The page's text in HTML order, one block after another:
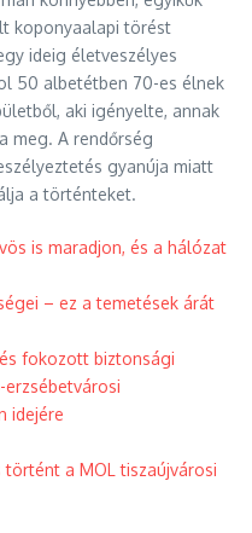
koponyaalapi törést
ideig életveszélyes
50 albetétben 70-es élnek
aki igényelte, annak
meg. A rendőrség
gyanúja miatt
a történteket.
is maradjon, és a hálózat
– ez a temetések árát
fokozott biztonsági
idejére
a MOL tiszaújvárosi